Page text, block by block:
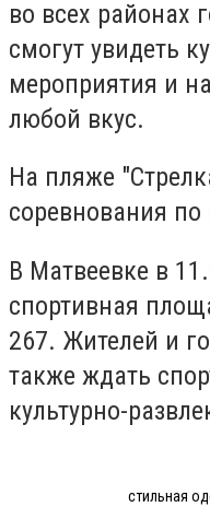
во всех районах
смогут увидеть
мероприятия и
любой вкус.
На пляже
соревнования
В Матвеевке в
спортивная
267. Жителей и
также ждать
культурно-
стильная